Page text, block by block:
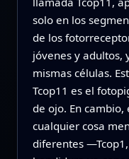
solo en los
de los
jóvenes y adultos,
mismas células.
Tcop11 es el
de ojo. En
cualquier cosa
diferentes